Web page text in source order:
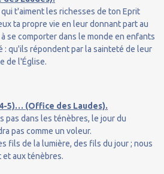
t'aiment les richesses de ton Eprit
ta propre vie en leur donnant part au
se comporter dans le monde en enfants
: qu'ils répondent par la sainteté de leur
de l'Église.
5)… (Office des Laudes).
pas dans les ténèbres, le jour du
pas comme un voleur.
fils de la lumière, des fils du jour ; nous
et aux ténèbres.